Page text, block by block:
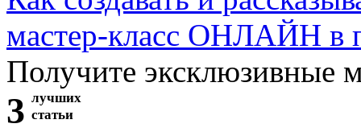
мастер-класс ОНЛАЙН в
Получите эксклюзивные
3 лучших
статьи